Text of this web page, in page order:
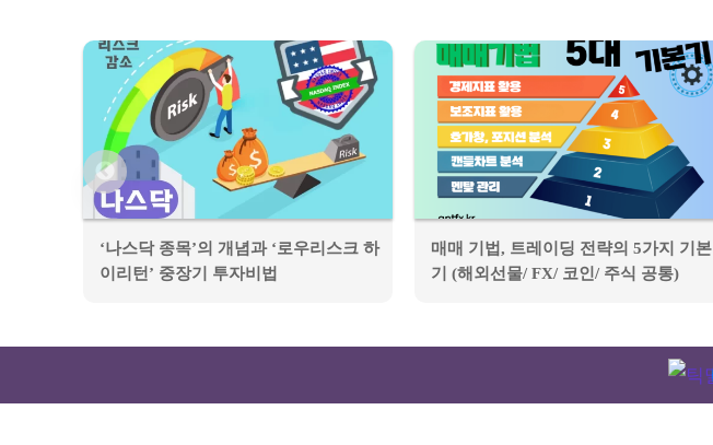
‘나스닥 종목’의 개념과 ‘로우리스크 하
이리턴’ 중장기 투자비법
매매 기법, 트레이딩 전략의 5가지 기본
기 (해외선물/ FX/ 코인/ 주식 공통)